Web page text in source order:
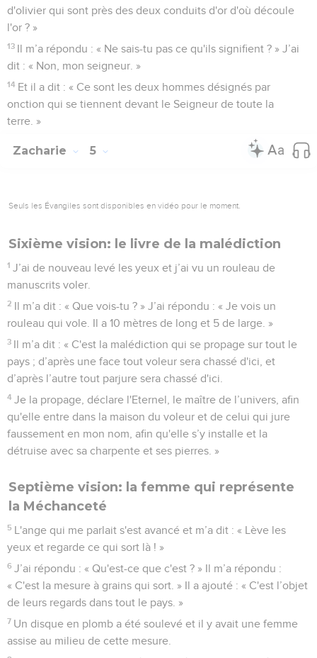
d'olivier qui sont près des deux conduits d'or d'où découle
l'or ? »
13 Il m’a répondu : « Ne sais-tu pas ce qu'ils signifient ? » J’ai
dit : « Non, mon seigneur. »
14 Et il a dit : « Ce sont les deux hommes désignés par
onction qui se tiennent devant le Seigneur de toute la
terre. »
Zacharie 5
Seuls les Évangiles sont disponibles en vidéo pour le moment.
Sixième vision: le livre de la malédiction
1 J’ai de nouveau levé les yeux et j’ai vu un rouleau de
manuscrits voler.
2 Il m’a dit : « Que vois-tu ? » J’ai répondu : « Je vois un
rouleau qui vole. Il a 10 mètres de long et 5 de large. »
3 Il m’a dit : « C'est la malédiction qui se propage sur tout le
pays ; d’après une face tout voleur sera chassé d'ici, et
d’après l’autre tout parjure sera chassé d'ici.
4 Je la propage, déclare l'Eternel, le maître de l’univers, afin
qu'elle entre dans la maison du voleur et de celui qui jure
faussement en mon nom, afin qu'elle s’y installe et la
détruise avec sa charpente et ses pierres. »
Septième vision: la femme qui représente
la Méchanceté
5 L'ange qui me parlait s'est avancé et m’a dit : « Lève les
yeux et regarde ce qui sort là ! »
6 J’ai répondu : « Qu'est-ce que c'est ? » Il m’a répondu :
« C'est la mesure à grains qui sort. » Il a ajouté : « C'est l’objet
de leurs regards dans tout le pays. »
7 Un disque en plomb a été soulevé et il y avait une femme
assise au milieu de cette mesure.